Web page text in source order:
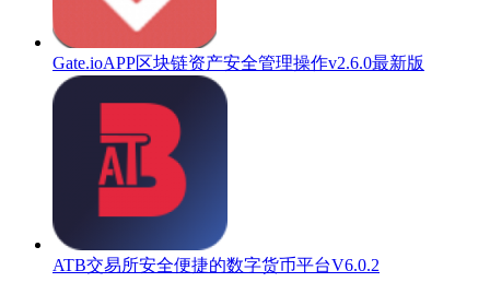
Gate.ioAPP区块链资产安全管理操作v2.6.0最新版
ATB交易所安全便捷的数字货币平台V6.0.2